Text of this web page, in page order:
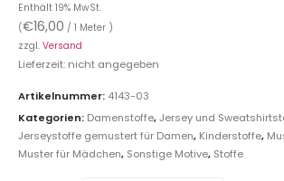
Enthält 19% MwSt.
(€16,00 / 1 Meter )
zzgl. Versand
Lieferzeit: nicht angegeben
Artikelnummer: 4143-03
Kategorien: Damenstoffe,Jersey und
Jerseystoffe gemustert für Damen, Kinderstoffe,
Muster für Mädchen, Sonstige Motive, Stoffe